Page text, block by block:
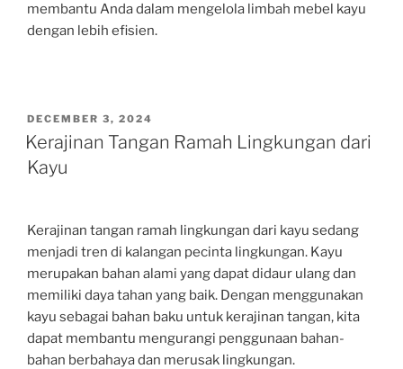
membantu Anda dalam mengelola limbah mebel kayu
dengan lebih efisien.
POSTED
ON
DECEMBER 3, 2024
Kerajinan Tangan Ramah Lingkungan dari
Kayu
Kerajinan tangan ramah lingkungan dari kayu sedang
menjadi tren di kalangan pecinta lingkungan. Kayu
merupakan bahan alami yang dapat didaur ulang dan
memiliki daya tahan yang baik. Dengan menggunakan
kayu sebagai bahan baku untuk kerajinan tangan, kita
dapat membantu mengurangi penggunaan bahan-
bahan berbahaya dan merusak lingkungan.